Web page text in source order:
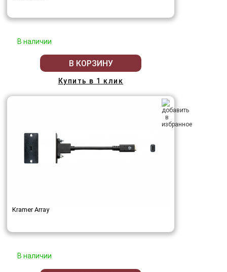
В наличии
В КОРЗИНУ
Купить в 1 клик
Kramer Array
В наличии